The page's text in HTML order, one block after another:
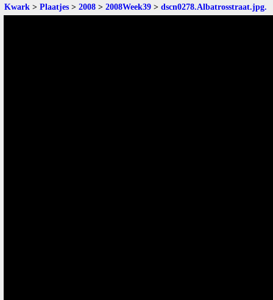
Kwark > Plaatjes > 2008 > 2008Week39 > dscn0278.Albatrosstraat.jpg.